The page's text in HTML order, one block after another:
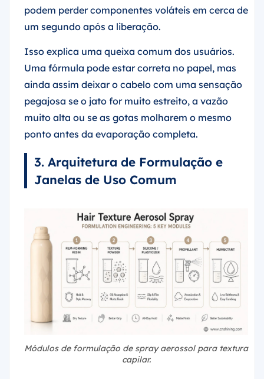
podem perder componentes voláteis em cerca de
um segundo após a liberação.
Isso explica uma queixa comum dos usuários.
Uma fórmula pode estar correta no papel, mas
ainda assim deixar o cabelo com uma sensação
pegajosa se o jato for muito estreito, a vazão
muito alta ou se as gotas molharem o mesmo
ponto antes da evaporação completa.
3. Arquitetura de Formulação e
Janelas de Uso Comum
Módulos de formulação de spray aerossol para textura
capilar.